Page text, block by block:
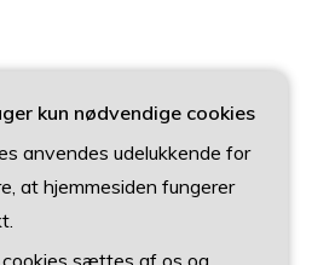
kun nødvendige cookies
anvendes udelukkende for
at hjemmesiden fungerer
cookies sættes af os og